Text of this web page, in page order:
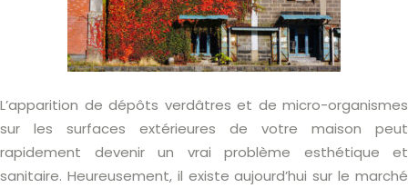
L’apparition de dépôts verdâtres et de micro-organismes
sur les surfaces extérieures de votre maison peut
rapidement devenir un vrai problème esthétique et
sanitaire. Heureusement, il existe aujourd’hui sur le marché